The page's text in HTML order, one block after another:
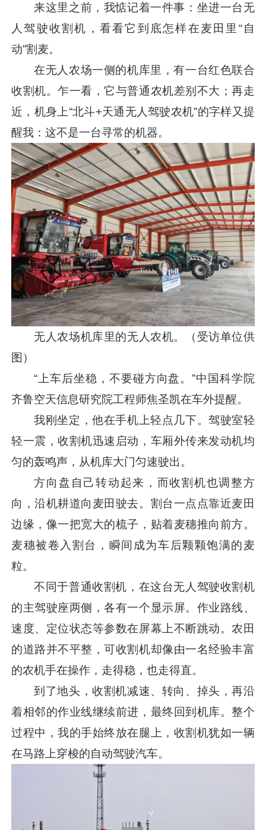
来这里之前，我惦记着一件事：坐进一台无
人驾驶收割机，看看它到底怎样在麦田里“自
动”割麦。
在无人农场一侧的机库里，有一台红色联合
收割机。乍一看，它与普通农机差别不大；再走
近，机身上“北斗+天通无人驾驶农机”的字样又提
醒我：这不是一台寻常的机器。
无人农场机库里的无人农机。（受访单位供
图）
“上车后坐稳，不要碰方向盘。”中国科学院
齐鲁空天信息研究院工程师焦圣凯在车外提醒。
我刚坐定，他在手机上轻点几下。驾驶室轻
轻一震，收割机迅速启动，车厢外传来发动机均
匀的轰鸣声，从机库大门匀速驶出。
方向盘自己转动起来，而收割机也调整方
向，沿机耕道向麦田驶去。割台一点点靠近麦田
边缘，像一把宽大的梳子，贴着麦穗推向前方。
麦穗被卷入割台，瞬间成为车后颗颗饱满的麦
粒。
不同于普通收割机，在这台无人驾驶收割机
的主驾驶座两侧，各有一个显示屏。作业路线、
速度、定位状态等参数在屏幕上不断跳动。农田
的道路并不平整，可收割机却像由一名经验丰富
的农机手在操作，走得稳，也走得直。
到了地头，收割机减速、转向、掉头，再沿
着相邻的作业线继续前进，最终回到机库。整个
过程中，我的手始终放在腿上，收割机犹如一辆
在马路上穿梭的自动驾驶汽车。